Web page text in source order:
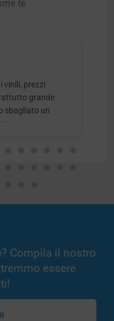
te.
vinili, prezzi
grande
sbagliato un
Compila il nostro
essere